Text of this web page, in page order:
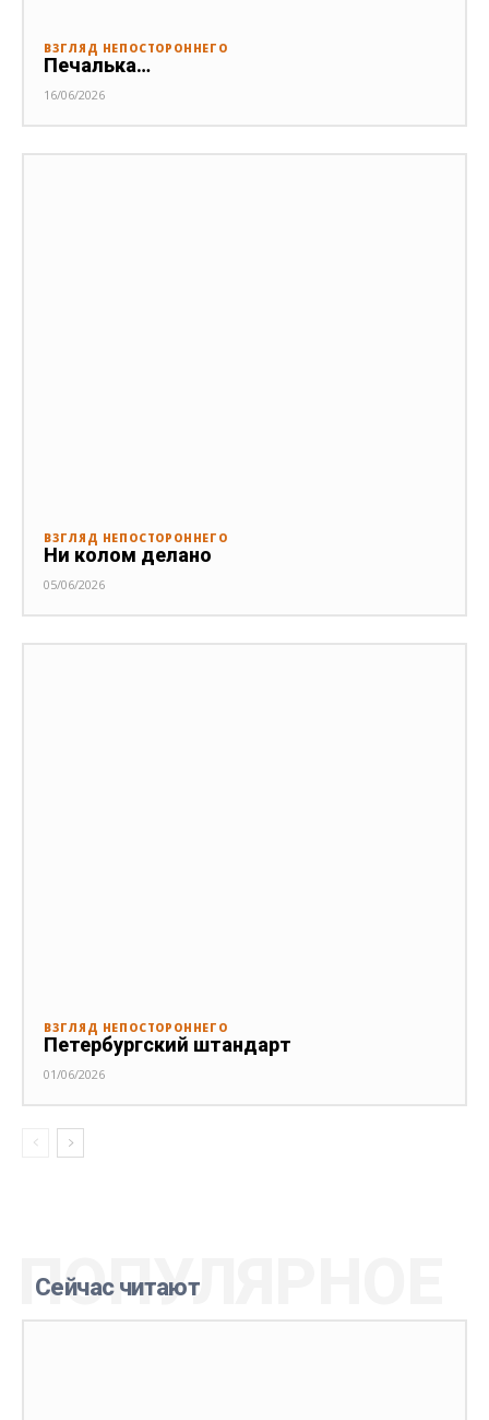
ВЗГЛЯД НЕПОСТОРОННЕГО
Печалька…
16/06/2026
ВЗГЛЯД НЕПОСТОРОННЕГО
Ни колом делано
05/06/2026
ВЗГЛЯД НЕПОСТОРОННЕГО
Петербургский штандарт
01/06/2026
Сейчас читают
ПОПУЛЯРНОЕ